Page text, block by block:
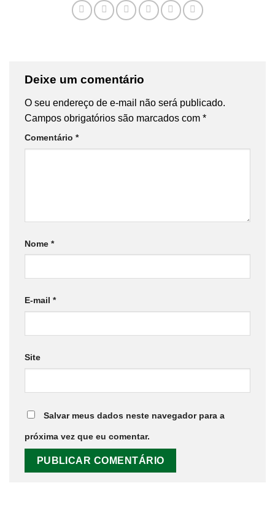
Deixe um comentário
O seu endereço de e-mail não será publicado.
Campos obrigatórios são marcados com *
Comentário *
Nome *
E-mail *
Site
Salvar meus dados neste navegador para a
próxima vez que eu comentar.